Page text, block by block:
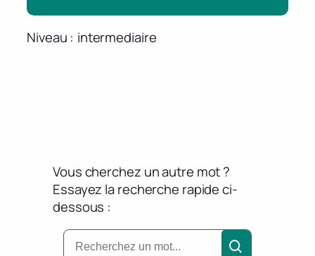
Niveau intermediaire
Vous cherchez un autre mot ?
Essayez la recherche rapide ci-
dessous :